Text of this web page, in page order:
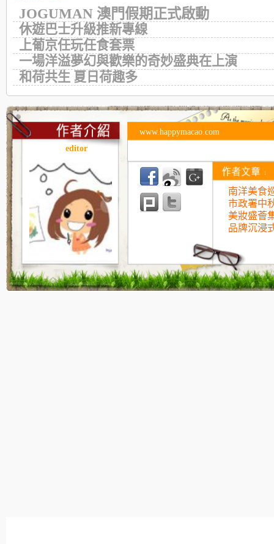
JOGUMAN 澳門假期正式啟動
休遊巴士升級推新專線
上葡京任玩任食套票
一場洋溢夢幻與歡樂的奇妙盛典在上演
和荷共生 夏日荷趣多
editor
www.happymacao.com
南洋美食
市政署中
美妝盛薈
品牌沉浸